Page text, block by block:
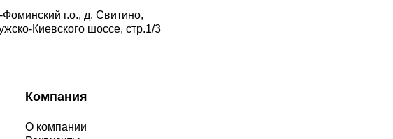
г.о., д. Свитино,
Киевского шоссе, стр.1/3
Компания
О компании